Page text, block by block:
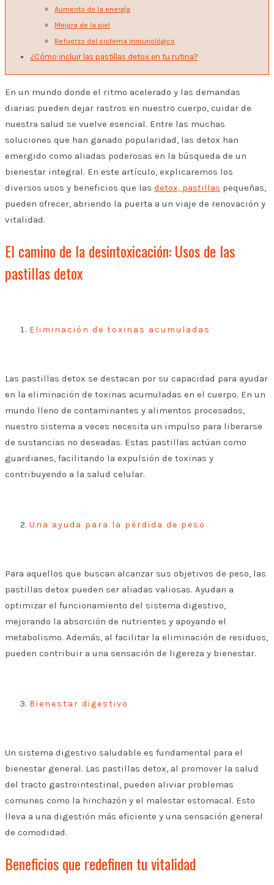
Aumento de la energía
Mejora de la piel
Refuerzo del sistema inmunológico
¿Cómo incluir las pastillas detox en tu rutina?
En un mundo donde el ritmo acelerado y las demandas
diarias pueden dejar rastros en nuestro cuerpo, cuidar de
nuestra salud se vuelve esencial. Entre las muchas
soluciones que han ganado popularidad, las detox han
emergido como aliadas poderosas en la búsqueda de un
bienestar integral. En este artículo, explicaremos los
diversos usos y beneficios que las detox, pastillas pequeñas,
pueden ofrecer, abriendo la puerta a un viaje de renovación y
vitalidad.
El camino de la desintoxicación: Usos de las
pastillas detox
Eliminación de toxinas acumuladas
Las pastillas detox se destacan por su capacidad para ayudar
en la eliminación de toxinas acumuladas en el cuerpo. En un
mundo lleno de contaminantes y alimentos procesados,
nuestro sistema a veces necesita un impulso para liberarse
de sustancias no deseadas. Estas pastillas actúan como
guardianes, facilitando la expulsión de toxinas y
contribuyendo a la salud celular.
Una ayuda para la pérdida de peso
Para aquellos que buscan alcanzar sus objetivos de peso, las
pastillas detox pueden ser aliadas valiosas. Ayudan a
optimizar el funcionamiento del sistema digestivo,
mejorando la absorción de nutrientes y apoyando el
metabolismo. Además, al facilitar la eliminación de residuos,
pueden contribuir a una sensación de ligereza y bienestar.
Bienestar digestivo
Un sistema digestivo saludable es fundamental para el
bienestar general. Las pastillas detox, al promover la salud
del tracto gastrointestinal, pueden aliviar problemas
comunes como la hinchazón y el malestar estomacal. Esto
lleva a una digestión más eficiente y una sensación general
de comodidad.
Beneficios que redefinen tu vitalidad